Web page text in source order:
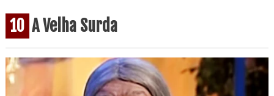
10 A Velha Surda